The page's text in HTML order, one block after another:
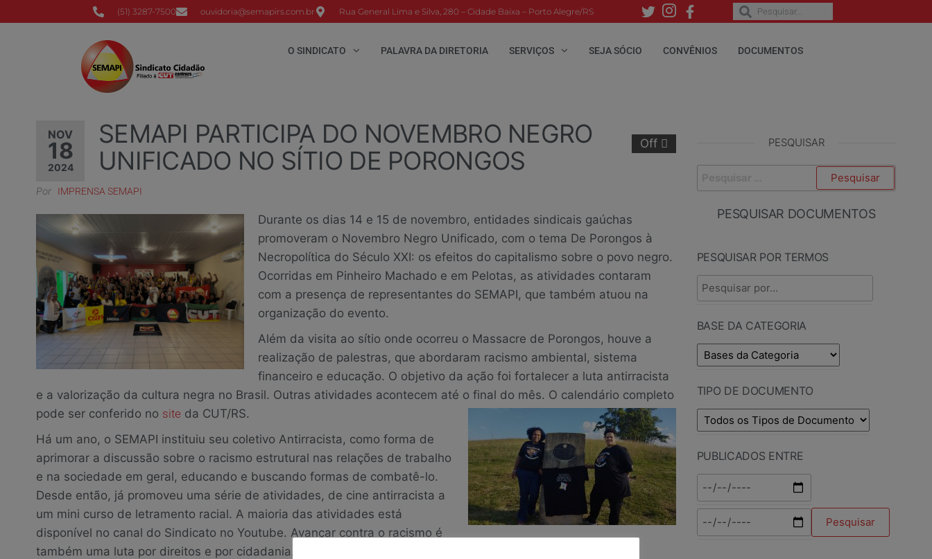
(51) 3287-7500 ouvidoria@semapirs.com.br Rua General Lima e Silva, 280 – Cidade Baixa – Porto Alegre/RS
O SINDICATO PALAVRA DA DIRETORIA SERVIÇOS SEJA SÓCIO CONVÊNIOS DOCUMENTOS
NOV
18
2024
Off
SEMAPI PARTICIPA DO NOVEMBRO NEGRO
UNIFICADO NO SÍTIO DE PORONGOS
Por IMPRENSA SEMAPI
Durante os dias 14 e 15 de novembro, entidades sindicais gaúchas
promoveram o Novembro Negro Unificado, com o tema De Porongos à
Necropolítica do Século XXI: os efeitos do capitalismo sobre o povo negro.
Ocorridas em Pinheiro Machado e em Pelotas, as atividades contaram
com a presença de representantes do SEMAPI, que também atuou na
organização do evento.
Além da visita ao sítio onde ocorreu o Massacre de Porongos, houve a
realização de palestras, que abordaram racismo ambiental, sistema
financeiro e educação. O objetivo da ação foi fortalecer a luta antirracista
e a valorização da cultura negra no Brasil. Outras atividades acontecem até o final do mês. O calendário completo
pode ser conferido no site da CUT/RS.
Há um ano, o SEMAPI instituiu seu coletivo Antirracista, como forma de
aprimorar a discussão sobre o racismo estrutural nas relações de trabalho
e na sociedade em geral, educando e buscando formas de combatê-lo.
Desde então, já promoveu uma série de atividades, de cine antirracista a
um mini curso de letramento racial. A maioria das atividades está
disponível no canal do Sindicato no Youtube. Avançar contra o racismo é
também uma luta por direitos e por cidadania. Sigamos!
PESQUISAR
PESQUISAR DOCUMENTOS
PESQUISAR POR TERMOS
BASE DA CATEGORIA
TIPO DE DOCUMENTO
PUBLICADOS ENTRE